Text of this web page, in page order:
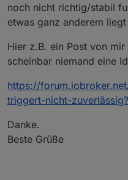
noch nicht richtig/stabil
etwas ganz anderem liegt
Hier z.B. ein Post von
scheinbar niemand eine
https://
triggert-nicht-
Danke.
Beste Grüße